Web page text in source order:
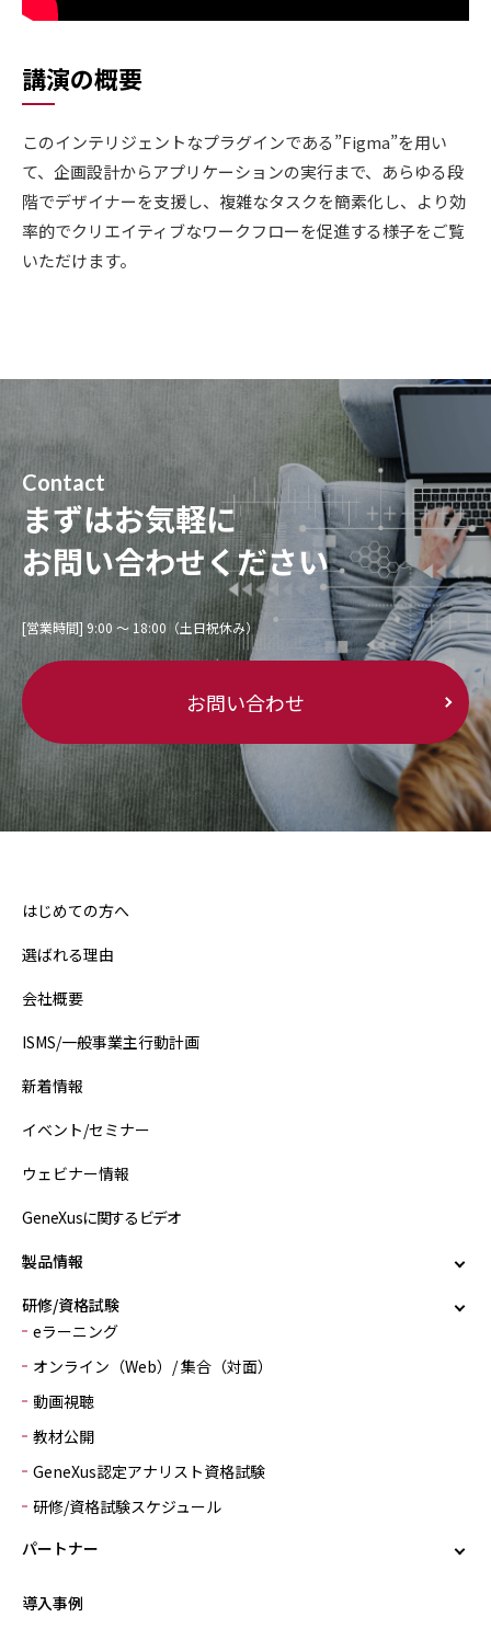
講演の概要
このインテリジェントなプラグインである”Figma”を用い
て、企画設計からアプリケーションの実行まで、あらゆる段
階でデザイナーを支援し、複雑なタスクを簡素化し、より効
率的でクリエイティブなワークフローを促進する様子をご覧
いただけます。
Contact
まずはお気軽に
お問い合わせください
[営業時間] 9:00 〜 18:00（土日祝休み）
お問い合わせ
はじめての方へ
選ばれる理由
会社概要
ISMS/一般事業主行動計画
新着情報
イベント/セミナー
ウェビナー情報
GeneXusに関するビデオ
製品情報
研修/資格試験
eラーニング
オンライン（Web）/ 集合（対面）
動画視聴
教材公開
GeneXus認定アナリスト資格試験
研修/資格試験スケジュール
パートナー
導入事例